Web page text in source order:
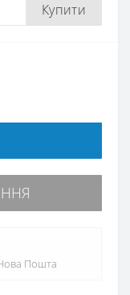
Купити
Пошта